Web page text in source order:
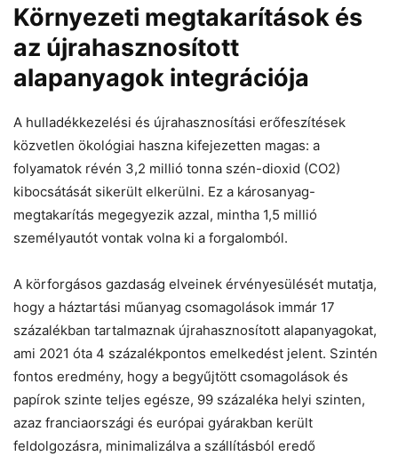
Környezeti megtakarítások és
az újrahasznosított
alapanyagok integrációja
A hulladékkezelési és újrahasznosítási erőfeszítések
közvetlen ökológiai haszna kifejezetten magas: a
folyamatok révén 3,2 millió tonna szén-dioxid (CO2)
kibocsátását sikerült elkerülni. Ez a károsanyag-
megtakarítás megegyezik azzal, mintha 1,5 millió
személyautót vontak volna ki a forgalomból.
A körforgásos gazdaság elveinek érvényesülését mutatja,
hogy a háztartási műanyag csomagolások immár 17
százalékban tartalmaznak újrahasznosított alapanyagokat,
ami 2021 óta 4 százalékpontos emelkedést jelent. Szintén
fontos eredmény, hogy a begyűjtött csomagolások és
papírok szinte teljes egésze, 99 százaléka helyi szinten,
azaz franciaországi és európai gyárakban került
feldolgozásra, minimalizálva a szállításból eredő